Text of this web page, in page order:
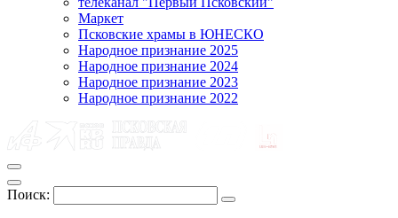
Маркет
Псковские храмы в ЮНЕСКО
Народное признание 2025
Народное признание 2024
Народное признание 2023
Народное признание 2022
Поиск: